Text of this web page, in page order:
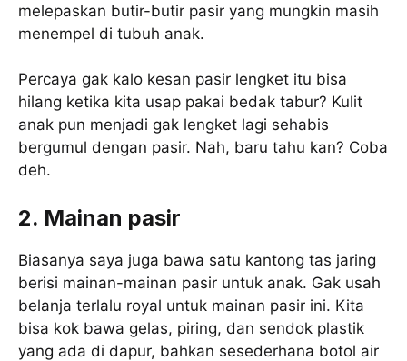
melepaskan butir-butir pasir yang mungkin masih
menempel di tubuh anak.
Percaya gak kalo kesan pasir lengket itu bisa
hilang ketika kita usap pakai bedak tabur? Kulit
anak pun menjadi gak lengket lagi sehabis
bergumul dengan pasir. Nah, baru tahu kan? Coba
deh.
2. Mainan pasir
Biasanya saya juga bawa satu kantong tas jaring
berisi mainan-mainan pasir untuk anak. Gak usah
belanja terlalu royal untuk mainan pasir ini. Kita
bisa kok bawa gelas, piring, dan sendok plastik
yang ada di dapur, bahkan sesederhana botol air